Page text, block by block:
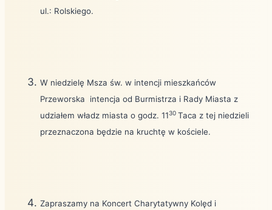
ul.: Rolskiego.
W niedzielę Msza św. w intencji mieszkańców
Przeworska
intencja od Burmistrza i Rady Miasta z
udziałem władz miasta o godz. 1130 Taca z tej niedzieli
przeznaczona będzie na kruchtę w kościele.
Zapraszamy na Koncert Charytatywny Kolęd i